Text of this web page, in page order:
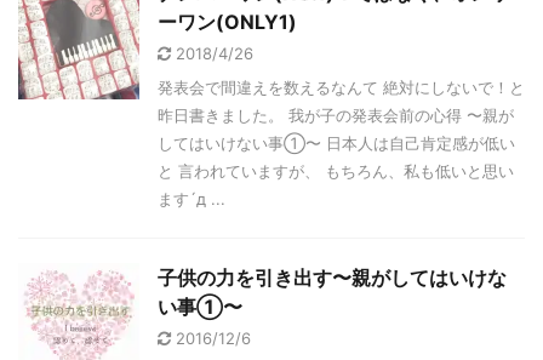
ーワン(ONLY1)
2018/4/26
発表会で間違えを数えるなんて 絶対にしないで！と
昨日書きました。 我が子の発表会前の心得 〜親が
してはいけない事①〜 日本人は自己肯定感が低い
と 言われていますが、 もちろん、私も低いと思い
ます´д ...
子供の力を引き出す〜親がしてはいけな
い事①〜
2016/12/6